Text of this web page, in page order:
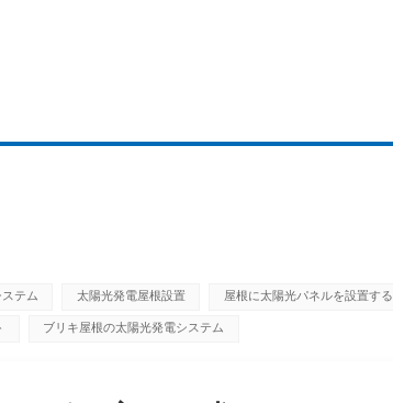
テム 太陽光発電屋根設置 屋根に太陽光パネルを設置する
ブリキ屋根の太陽光発電システム